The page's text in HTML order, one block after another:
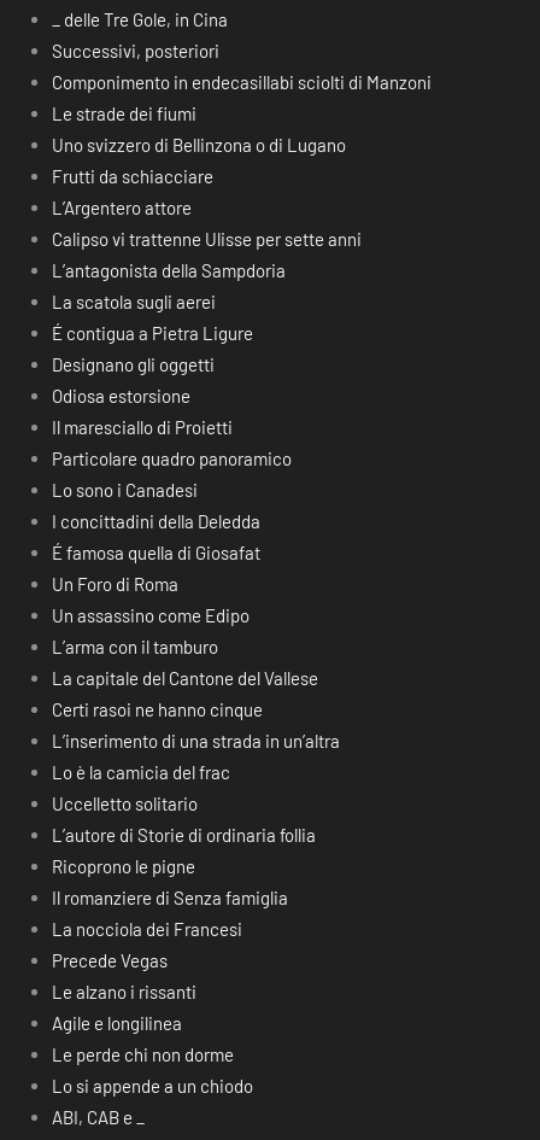
_ delle Tre Gole, in Cina
Successivi, posteriori
Componimento in endecasillabi sciolti di Manzoni
Le strade dei fiumi
Uno svizzero di Bellinzona o di Lugano
Frutti da schiacciare
L’Argentero attore
Calipso vi trattenne Ulisse per sette anni
L’antagonista della Sampdoria
La scatola sugli aerei
É contigua a Pietra Ligure
Designano gli oggetti
Odiosa estorsione
Il maresciallo di Proietti
Particolare quadro panoramico
Lo sono i Canadesi
I concittadini della Deledda
É famosa quella di Giosafat
Un Foro di Roma
Un assassino come Edipo
L’arma con il tamburo
La capitale del Cantone del Vallese
Certi rasoi ne hanno cinque
L’inserimento di una strada in un’altra
Lo è la camicia del frac
Uccelletto solitario
L’autore di Storie di ordinaria follia
Ricoprono le pigne
Il romanziere di Senza famiglia
La nocciola dei Francesi
Precede Vegas
Le alzano i rissanti
Agile e longilinea
Le perde chi non dorme
Lo si appende a un chiodo
ABI, CAB e _